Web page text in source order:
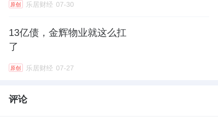
原创 乐居财经 07-30
13亿债，金辉物业就这么扛
了
原创 乐居财经 07-27
评论